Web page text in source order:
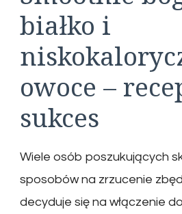
białko i
owoce –
sukces
Wiele osób poszukujących
sposobów na zrzucenie
decyduje się na włączenie